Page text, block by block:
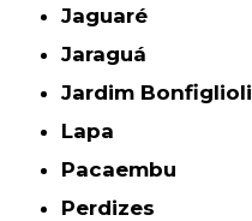
Jaguaré
Jaraguá
Jardim Bonfiglioli
Lapa
Pacaembu
Perdizes